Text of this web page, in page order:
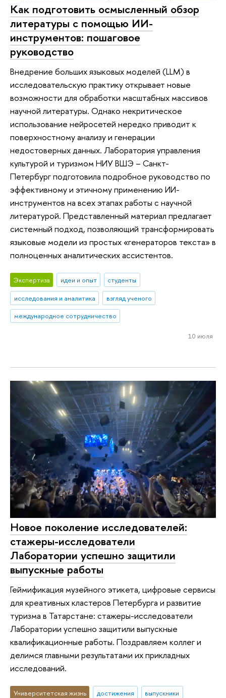
Как подготовить осмысленный обзор
литературы с помощью ИИ-
инструментов: пошаговое
руководство
Внедрение больших языковых моделей (LLM) в
исследовательскую практику открывает новые
возможности для обработки масштабных массивов
научной литературы. Однако некритическое
использование нейросетей нередко приводит к
поверхностному анализу и генерации
недостоверных данных. Лаборатория управления
культурой и туризмом НИУ ВШЭ – Санкт-
Петербург подготовила подробное руководство по
эффективному и этичному применению ИИ-
инструментов на всех этапах работы с научной
литературой. Представленный материал предлагает
системный подход, позволяющий трансформировать
языковые модели из простых «генераторов текста» в
полноценных аналитических ассистентов.
Экспертиза идеи и опыт
студенты
исследования и аналитика
взгляд ученого
международное сотрудничество
10 июля
Новое поколение исследователей:
стажеры-исследователи
Лаборатории успешно защитили
выпускные работы
Геймификация музейного этикета, цифровые сервисы
для креативных кластеров Петербурга и развитие
туризма в Татарстане: стажеры-исследователи
Лаборатории успешно защитили выпускные
квалификационные работы. Поздравляем коллег и
делимся главными результатами их прикладных
исследований.
Университетская жизнь достижения
выпускники